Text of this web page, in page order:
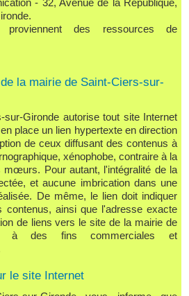
- 32, Avenue de la République,
.
des ressources de
la mairie de Saint-Ciers-sur-
place un lien hypertexte en direction
de ceux diffusant des contenus à
xénophobe, contraire à la
mœurs. Pour autant, l'intégralité de la
et aucune imbrication dans une
De même, le lien doit indiquer
contenus, ainsi que l'adresse exacte
de liens vers le site de la mairie de
à des fins commerciales et
le site Internet